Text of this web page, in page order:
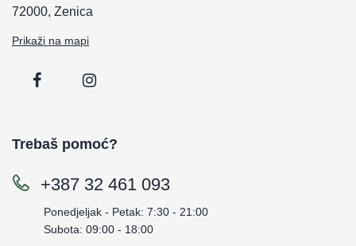
72000, Zenica
Prikaži na mapi
Trebaš pomoć?
+387 32 461 093
Ponedjeljak - Petak: 7:30 - 21:00
Subota: 09:00 - 18:00